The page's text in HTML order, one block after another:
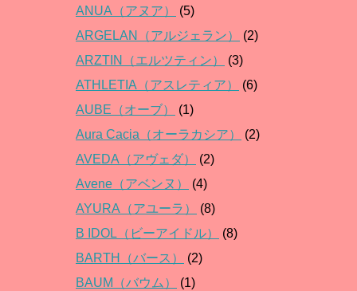
ANUA（アヌア）
(5)
ARGELAN（アルジェラン）
(2)
ARZTIN（エルツティン）
(3)
ATHLETIA（アスレティア）
(6)
AUBE（オーブ）
(1)
Aura Cacia（オーラカシア）
(2)
AVEDA（アヴェダ）
(2)
Avene（アベンヌ）
(4)
AYURA（アユーラ）
(8)
B IDOL（ビーアイドル）
(8)
BARTH（バース）
(2)
BAUM（バウム）
(1)